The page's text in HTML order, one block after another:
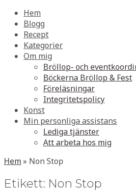
Hem
Blogg
Recept
Kategorier
Om mig
Bröllop- och
Böckerna Bröllop & Fest
Föreläsningar
Integritetspolicy
Konst
Min personliga assistans
Lediga tjänster
Att arbeta hos mig
Hem» Non Stop
Etikett: Non Stop